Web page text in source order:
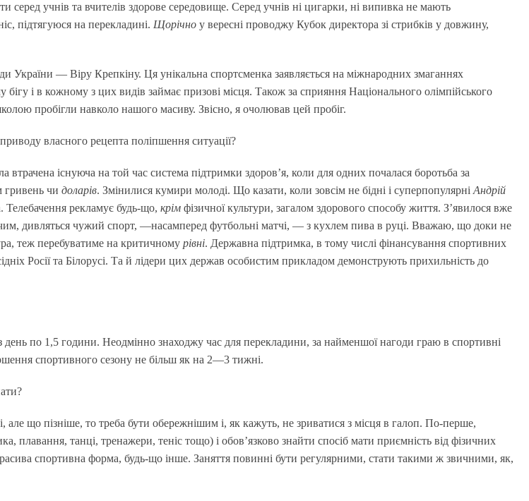
учнів та вчителів здорове середовище. Серед учнів ні цигарки, ні випивка не мають
підтягуюся на перекладині. Щорічно у вересні проводжу Кубок директора зі стрибків у довжину,
України — Віру Крепкіну. Ця унікальна спортсменка заявляється на міжнародних змаганнях
і в кожному з цих видів займає призові місця. Також за сприяння Національного олімпійського
пробігли навколо нашого масиву. Звісно, я очолював цей пробіг.
власного рецепта поліпшення ситуації?
існуюча на той час система підтримки здоров’я, коли для одних почалася боротьба за
чи доларів. Змінилися кумири молоді. Що казати, коли зовсім не бідні і суперпопулярні Андрій
рекламує будь-що, крім фізичної культури, загалом здорового способу життя. З’явилося вже
дивляться чужий спорт, —насамперед футбольні матчі, — з кухлем пива в руці. Вважаю, що доки не
теж перебуватиме на критичному рівні. Державна підтримка, в тому числі фінансування спортивних
Росії та Білорусі. Та й лідери цих держав особистим прикладом демонструють прихильність до
по 1,5 години. Неодмінно знаходжу час для перекладини, за найменшої нагоди граю в спортивні
спортивного сезону не більш як на 2—3 тижні.
що пізніше, то треба бути обережнішим і, як кажуть, не зриватися з місця в галоп. По-перше,
плавання, танці, тренажери, теніс тощо) і обов’язково знайти спосіб мати приємність від фізичних
спортивна форма, будь-що інше. Заняття повинні бути регулярними, стати такими ж звичними, як,